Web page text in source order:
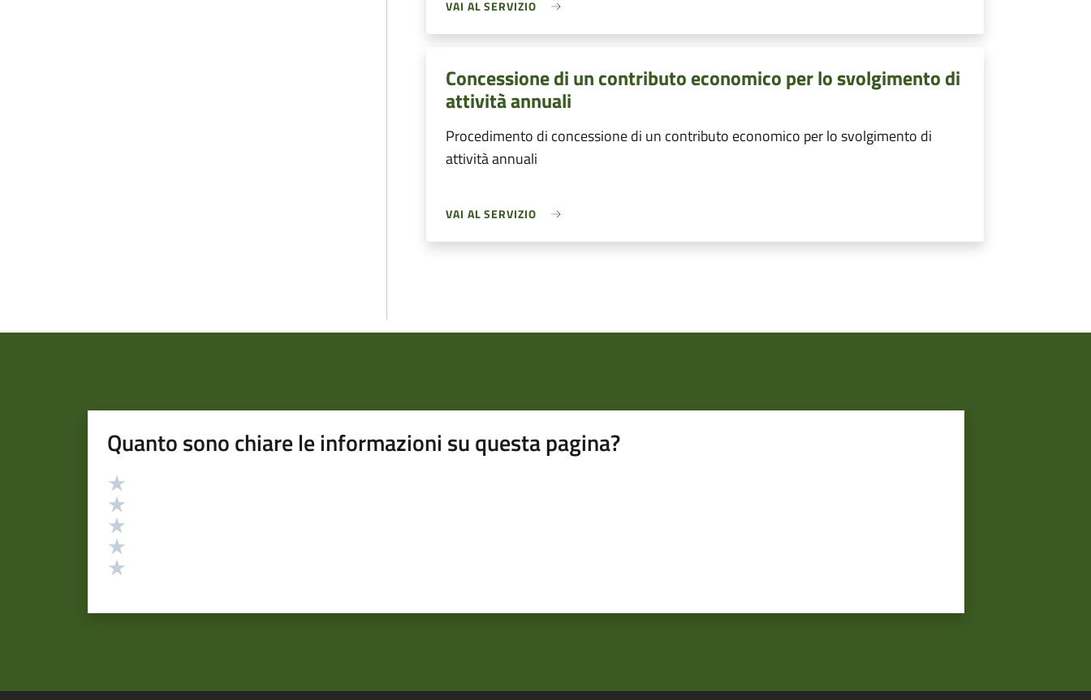
VAI AL SERVIZIO
Concessione di un contributo economico per lo svolgimento di
attività annuali
Procedimento di concessione di un contributo economico per lo svolgimento di
attività annuali
VAI AL SERVIZIO
Quanto sono chiare le informazioni su questa pagina?
Valutazione